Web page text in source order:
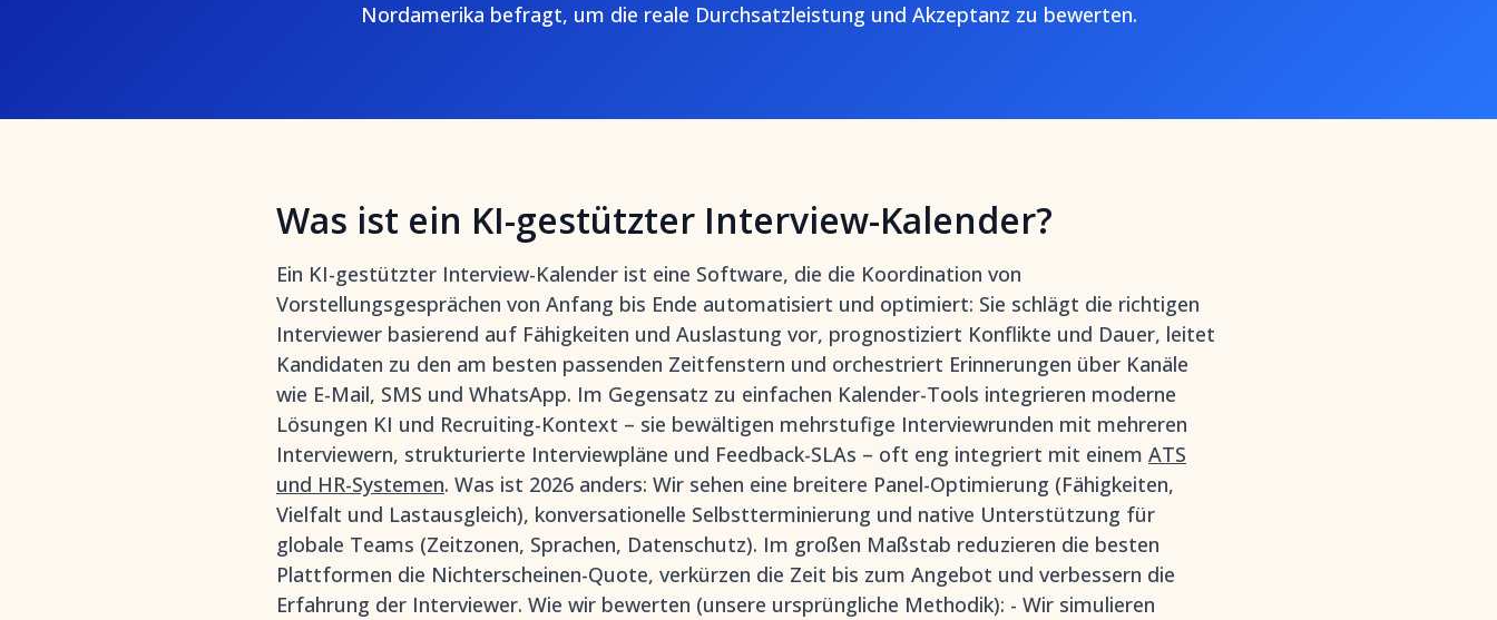
Nordamerika befragt, um die reale Durchsatzleistung und Akzeptanz zu bewerten.
Was ist ein KI-gestützter Interview-Kalender?
Ein KI-gestützter Interview-Kalender ist eine Software, die die Koordination von
Vorstellungsgesprächen von Anfang bis Ende automatisiert und optimiert: Sie schlägt die richtigen
Interviewer basierend auf Fähigkeiten und Auslastung vor, prognostiziert Konflikte und Dauer, leitet
Kandidaten zu den am besten passenden Zeitfenstern und orchestriert Erinnerungen über Kanäle
wie E-Mail, SMS und WhatsApp. Im Gegensatz zu einfachen Kalender-Tools integrieren moderne
Lösungen KI und Recruiting-Kontext – sie bewältigen mehrstufige Interviewrunden mit mehreren
Interviewern, strukturierte Interviewpläne und Feedback-SLAs – oft eng integriert mit einem ATS
und HR-Systemen. Was ist 2026 anders: Wir sehen eine breitere Panel-Optimierung (Fähigkeiten,
Vielfalt und Lastausgleich), konversationelle Selbstterminierung und native Unterstützung für
globale Teams (Zeitzonen, Sprachen, Datenschutz). Im großen Maßstab reduzieren die besten
Plattformen die Nichterscheinen-Quote, verkürzen die Zeit bis zum Angebot und verbessern die
Erfahrung der Interviewer. Wie wir bewerten (unsere ursprüngliche Methodik): - Wir simulieren